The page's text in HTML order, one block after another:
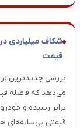
شکاف میلیاردی
قیمت
می‌دهد که فاصله
برابر رسیده و
قیمتی بی‌سابقه‌ای